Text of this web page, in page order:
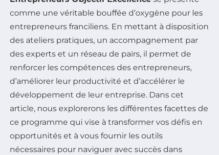
comme une véritable bouffée d’oxygène pour les
entrepreneurs franciliens. En mettant à disposition
des ateliers pratiques, un accompagnement par
des experts et un réseau de pairs, il permet de
renforcer les compétences des entrepreneurs,
d’améliorer leur productivité et d’accélérer le
développement de leur entreprise. Dans cet
article, nous explorerons les différentes facettes de
ce programme qui vise à transformer vos défis en
opportunités et à vous fournir les outils
nécessaires pour naviguer avec succès dans